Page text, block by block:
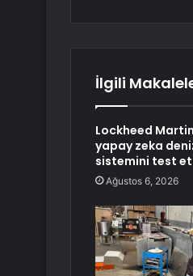
İlgili
Lockheed
yapay zeka
sistemini test
Ağustos 6, 2026